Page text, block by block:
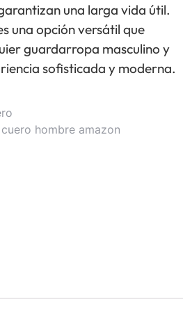
una larga vida útil.
una opción versátil que
guardarropa masculino y
sofisticada y moderna.
hombre amazon